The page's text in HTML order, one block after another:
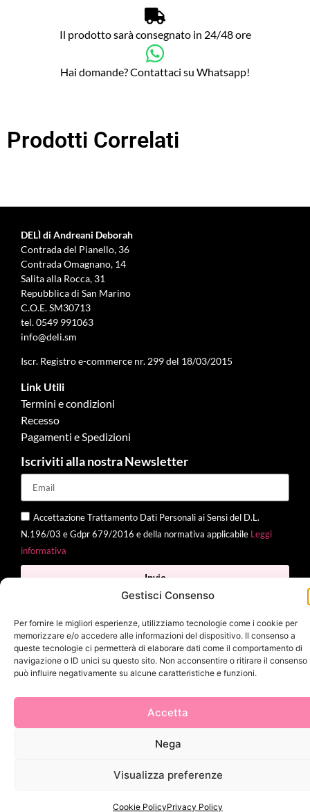
Gestisci Consenso
Per fornire le migliori esperienze, utilizziamo tecnologie come i cookie per
memorizzare e/o accedere alle informazioni del dispositivo. Il consenso a
queste tecnologie ci permetterà di elaborare dati come il comportamento di
navigazione o ID unici su questo sito. Non acconsentire o ritirare il consenso
può influire negativamente su alcune caratteristiche e funzioni.
Accetta
Nega
Visualizza preferenze
Cookie PolicyPrivacy Policy
Il prodotto sarà consegnato in 24/48 ore
Hai domande? Contattaci su Whatsapp!
Prodotti Correlati
DELÌ di Andreani Deborah
Contrada del Pianello, 36
Contrada Omagnano, 14
Salita alla Rocca, 31
Repubblica di San Marino
C.O.E. SM30713
tel.0549 991063
info@deli.sm
Iscr. Registro e-commerce nr. 299 del 18/03/2015
Link Utili
Termini e condizioni
Recesso
Pagamenti e Spedizioni
Iscriviti alla nostra Newsletter
Accettazione Trattamento Dati Personali ai Sensi del D.L.
N.196/03 e Gdpr 679/2016 e della normativa applicabile Leggi
informativa
Invia
2025 Delì |Privacy Policy|Cookie Policy| Made with byJenny
Mina